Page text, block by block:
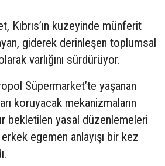
Kıbrıs’ın kuzeyinde münferit
giderek derinleşen toplumsal
varlığını sürdürüyor.
Süpermarket’te yaşanan
koruyacak mekanizmaların
bekletilen yasal düzenlemeleri
egemen anlayışı bir kez